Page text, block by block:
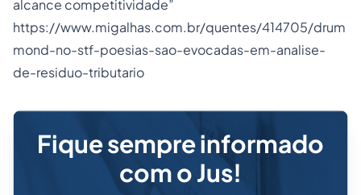
alcance competitividade”
https://www.migalhas.com.br/quentes/414705/drum
mond-no-stf-poesias-sao-evocadas-em-analise-
de-residuo-tributario
Fique sempre informado
com o Jus!